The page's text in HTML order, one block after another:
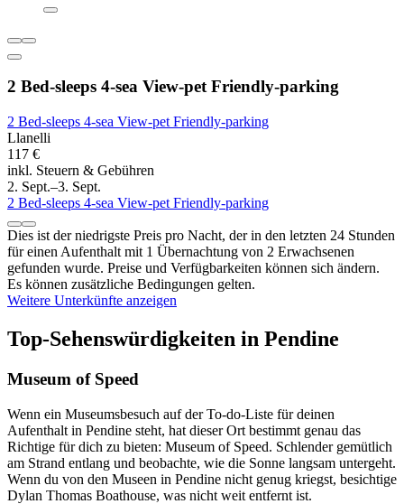
2 Bed-sleeps 4-sea View-pet Friendly-parking
2 Bed-sleeps 4-sea View-pet Friendly-parking
Llanelli
117 €
inkl. Steuern & Gebühren
2. Sept.–3. Sept.
2 Bed-sleeps 4-sea View-pet Friendly-parking
Dies ist der niedrigste Preis pro Nacht, der in den letzten 24 Stunden
für einen Aufenthalt mit 1 Übernachtung von 2 Erwachsenen
gefunden wurde. Preise und Verfügbarkeiten können sich ändern.
Es können zusätzliche Bedingungen gelten.
Weitere Unterkünfte anzeigen
Top-Sehenswürdigkeiten in Pendine
Museum of Speed
Wenn ein Museumsbesuch auf der To-do-Liste für deinen
Aufenthalt in Pendine steht, hat dieser Ort bestimmt genau das
Richtige für dich zu bieten: Museum of Speed. Schlender gemütlich
am Strand entlang und beobachte, wie die Sonne langsam untergeht.
Wenn du von den Museen in Pendine nicht genug kriegst, besichtige
Dylan Thomas Boathouse, was nicht weit entfernt ist.